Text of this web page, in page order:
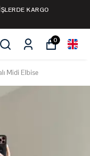
KARGO
0
Midi Elbise